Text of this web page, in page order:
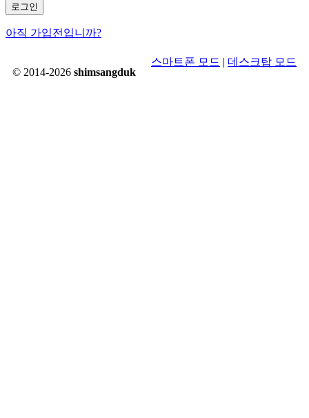
로그인
아직 가입전입니까?
© 2014-2026 shimsangduk
스마트폰 모드 | 데스크탑 모드